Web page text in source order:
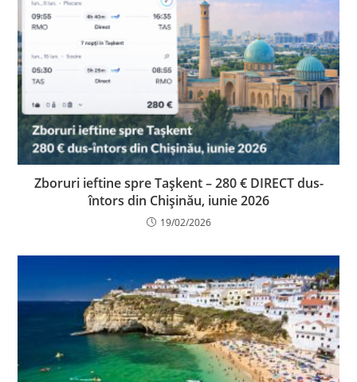
Zboruri ieftine spre Tașkent – 280 € DIRECT dus-
întors din Chișinău, iunie 2026
19/02/2026